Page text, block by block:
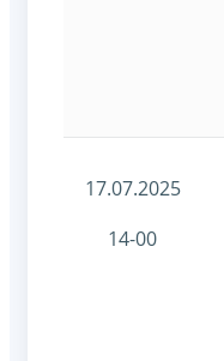
17.07.2025
14-00